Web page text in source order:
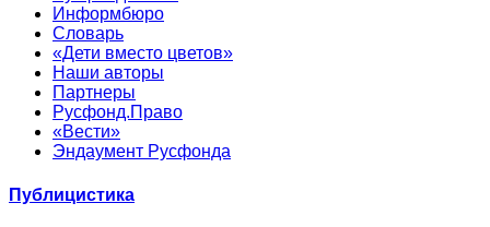
Информбюро
Словарь
«Дети вместо цветов»
Наши авторы
Партнеры
Русфонд.Право
«Вести»
Эндаумент Русфонда
Публицистика